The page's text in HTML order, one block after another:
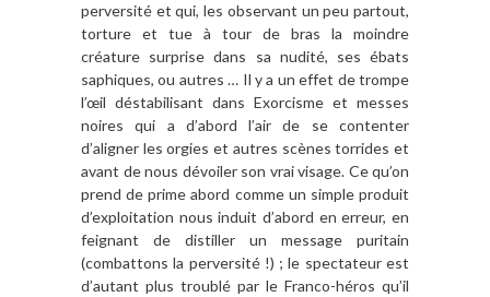
perversité et qui, les observant un peu partout,
torture et tue à tour de bras la moindre
créature surprise dans sa nudité, ses ébats
saphiques, ou autres … Il y a un effet de trompe
l’œil déstabilisant dans Exorcisme et messes
noires qui a d’abord l’air de se contenter
d’aligner les orgies et autres scènes torrides et
avant de nous dévoiler son vrai visage. Ce qu’on
prend de prime abord comme un simple produit
d’exploitation nous induit d’abord en erreur, en
feignant de distiller un message puritain
(combattons la perversité !) ; le spectateur est
d’autant plus troublé par le Franco-héros qu’il